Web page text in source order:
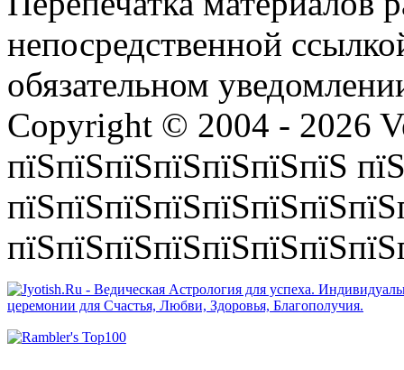
непосредственной
обязательном
Copyright © 2004 - 2026
пїЅпїЅпїЅпїЅпїЅпїЅпїЅ